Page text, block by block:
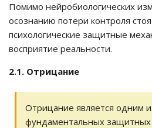
Помимо нейробиологических
осознанию потери контроля
психологические защитные
восприятие реальности.
2.1. Отрицание
Отрицание является одним
фундаментальных